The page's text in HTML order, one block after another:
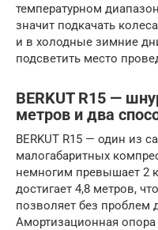
температурном
значит подкачать
и в холодные зимние
подсветить место
BERKUT R15 —
метров и два
BERKUT R15 — один из
малогабаритных
немногим превышает 2
достигает 4,8 метров,
позволяет без проблем
Амортизационная